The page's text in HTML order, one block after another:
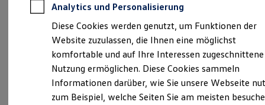
Für Gewerbekunden
Profi Paket
TopDeal
Gebrauchtwagen
ProfiPartner für Gebrauchtwagen
Zertifizierte Gebrauchtwagen
Finanzierung
Für Privatkunden
Für Gewerbekunden
Verantwortlich für die Inhalte auf dieser Seite ist die Autohaus
Jenz Krumnow OHG (Impressum & Rechtliches
Analytics und Personalisierung
Diese Cookies werden genutzt, um Funktionen der
Website zuzulassen, die Ihnen eine möglichst
komfortable und auf Ihre Interessen zugeschnittene
Nutzung ermöglichen. Diese Cookies sammeln
Informationen darüber, wie Sie unsere Webseite
zum Beispiel, welche Seiten Sie am meisten